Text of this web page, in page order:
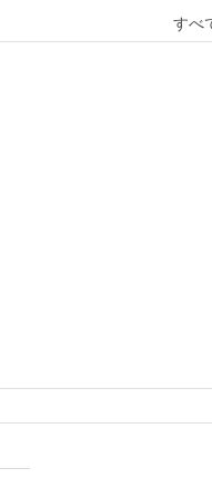
すべ
募情報 東北大学金